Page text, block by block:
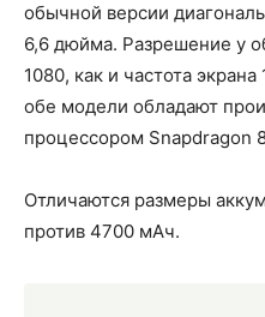
обычной версии
6,6 дюйма. Разрешение у
1080, как и частота
обе модели обладают
процессором Snapdragon
Отличаются размеры
против 4700 мАч.